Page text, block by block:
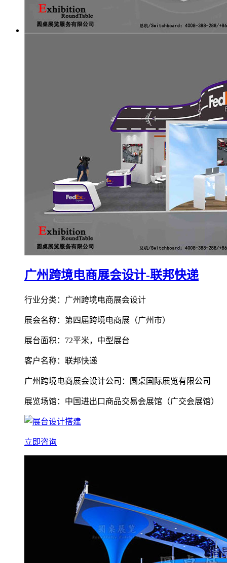
广州跨境电商展会设计-联邦快递
行业分类：广州跨境电商展会设计
展会名称：第四届跨境电商展（广州市）
展台面积：72平米，中型展台
客户名称：联邦快递
广州跨境电商展会设计公司：圆桌国际展览有限公司
展览场馆：中国进出口商品交易会展馆（广交会展馆）
立即咨询